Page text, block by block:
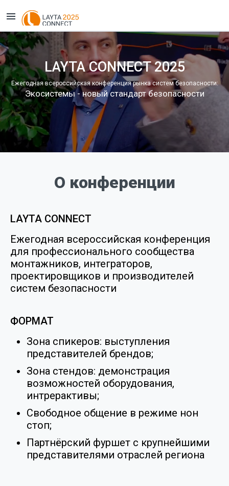
LAYTA CONNECT 2025
Ежегодная всероссийская конференция рынка систем безопасности:
Экосистемы - новый стандарт безопасности
О конференции
LAYTA CONNECT
Ежегодная всероссийская конференция
для профессионального сообщества
монтажников, интеграторов,
проектировщиков и производителей
систем безопасности
ФОРМАТ
Зона спикеров: выступления
представителей брендов;
Зона стендов: демонстрация
возможностей оборудования,
интрерактивы;
Свободное общение в режиме нон
стоп;
Партнёрский фуршет с крупнейшими
представителями отраслей региона